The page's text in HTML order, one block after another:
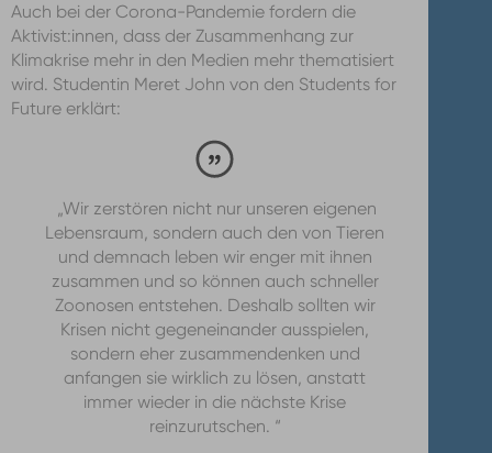
Auch bei der Corona-Pandemie fordern die
Aktivist:innen, dass der Zusammenhang zur
Klimakrise mehr in den Medien mehr thematisiert
wird. Studentin Meret John von den Students for
Future erklärt:
„Wir zerstören nicht nur unseren eigenen
Lebensraum, sondern auch den von Tieren
und demnach leben wir enger mit ihnen
zusammen und so können auch schneller
Zoonosen entstehen. Deshalb sollten wir
Krisen nicht gegeneinander ausspielen,
sondern eher zusammendenken und
anfangen sie wirklich zu lösen, anstatt
immer wieder in die nächste Krise
reinzurutschen. “